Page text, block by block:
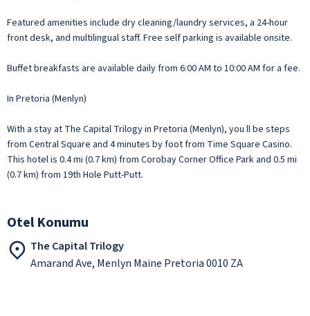
Featured amenities include dry cleaning/laundry services, a 24-hour
front desk, and multilingual staff. Free self parking is available onsite.
Buffet breakfasts are available daily from 6:00 AM to 10:00 AM for a fee.
In Pretoria (Menlyn)
With a stay at The Capital Trilogy in Pretoria (Menlyn), you ll be steps
from Central Square and 4 minutes by foot from Time Square Casino.
This hotel is 0.4 mi (0.7 km) from Corobay Corner Office Park and 0.5 mi
(0.7 km) from 19th Hole Putt-Putt.
Otel Konumu
The Capital Trilogy
Amarand Ave, Menlyn Maine Pretoria 0010 ZA